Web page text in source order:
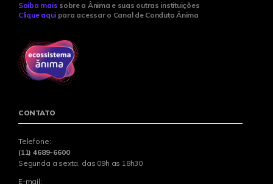
Saiba mais sobre a Ânima e suas outras instituições
Clique aqui para acessar o Canal de Conduta Ânima
CONTATO
Telefone:
(11) 4689-6600
Segunda a sexta, das 09h as 18h30
E-mail: